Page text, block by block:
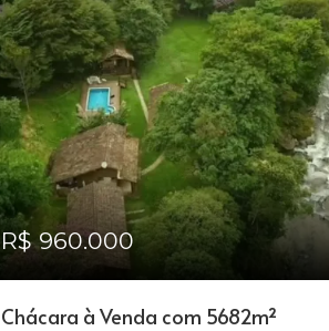
R$ 960.000
Chácara à Venda com 5682m²